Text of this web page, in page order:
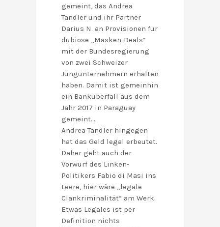
gemeint, das Andrea
Tandler und ihr Partner
Darius N. an Provisionen für
dubiose „Masken-Deals“
mit der Bundesregierung
von zwei Schweizer
Jungunternehmern erhalten
haben. Damit ist gemeinhin
ein Banküberfall aus dem
Jahr 2017 in Paraguay
gemeint…
Andrea Tandler hingegen
hat das Geld legal erbeutet.
Daher geht auch der
Vorwurf des Linken-
Politikers Fabio di Masi ins
Leere, hier wäre „legale
Clankriminalität“ am Werk.
Etwas Legales ist per
Definition nichts